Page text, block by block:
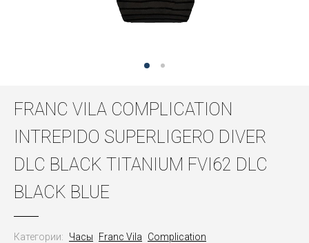
FRANC VILA COMPLICATION
INTREPIDO SUPERLIGERO DIVER
DLC BLACK TITANIUM FVI62 DLC
BLACK BLUE
Категории: Часы Franc Vila Complication